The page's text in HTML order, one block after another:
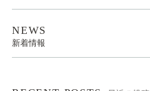
NEWS
新着情報